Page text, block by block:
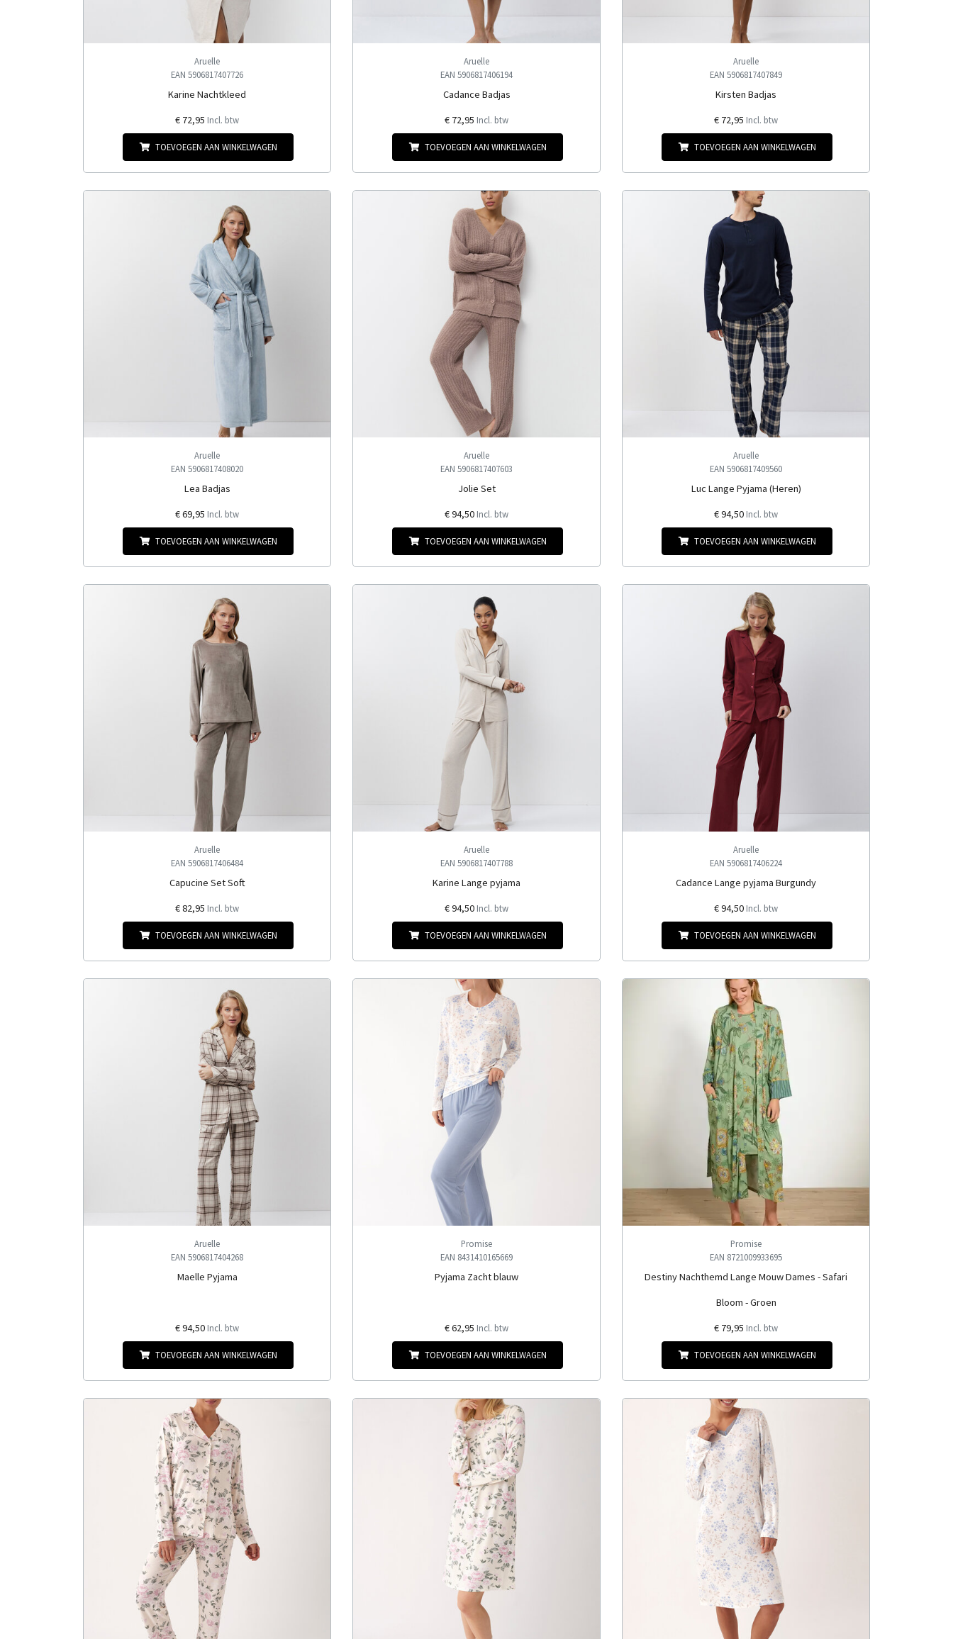
Aruelle
EAN 5906817407726
Karine Nachtkleed
€ 72,95 Incl. btw
TOEVOEGEN AAN WINKELWAGEN
Aruelle
EAN 5906817406194
Cadance Badjas
€ 72,95 Incl. btw
TOEVOEGEN AAN WINKELWAGEN
Aruelle
EAN 5906817407849
Kirsten Badjas
€ 72,95 Incl. btw
TOEVOEGEN AAN WINKELWAGEN
Aruelle
EAN 5906817408020
Lea Badjas
€ 69,95 Incl. btw
TOEVOEGEN AAN WINKELWAGEN
Aruelle
EAN 5906817407603
Jolie Set
€ 94,50 Incl. btw
TOEVOEGEN AAN WINKELWAGEN
Aruelle
EAN 5906817409560
Luc Lange Pyjama (Heren)
€ 94,50 Incl. btw
TOEVOEGEN AAN WINKELWAGEN
Aruelle
EAN 5906817406484
Capucine Set Soft
€ 82,95 Incl. btw
TOEVOEGEN AAN WINKELWAGEN
Aruelle
EAN 5906817407788
Karine Lange pyjama
€ 94,50 Incl. btw
TOEVOEGEN AAN WINKELWAGEN
Aruelle
EAN 5906817406224
Cadance Lange pyjama Burgundy
€ 94,50 Incl. btw
TOEVOEGEN AAN WINKELWAGEN
Aruelle
EAN 5906817404268
Maelle Pyjama
€ 94,50 Incl. btw
TOEVOEGEN AAN WINKELWAGEN
Promise
EAN 8431410165669
Pyjama Zacht blauw
€ 62,95 Incl. btw
TOEVOEGEN AAN WINKELWAGEN
Promise
EAN 8721009933695
Destiny Nachthemd Lange Mouw Dames - Safari
Bloom - Groen
€ 79,95 Incl. btw
TOEVOEGEN AAN WINKELWAGEN